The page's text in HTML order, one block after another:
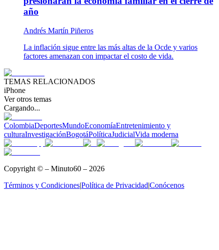
año
Andrés Martín Piñeros
La inflación sigue entre las más altas de la Ocde y varios
factores amenazan con impactar el costo de vida.
TEMAS RELACIONADOS
iPhone
Ver otros temas
Cargando...
ColombiaDeportesMundoEconomíaEntretenimiento y
culturaInvestigaciónBogotáPolíticaJudicialVida moderna
Copyright © – Minuto60 – 2026
Términos y Condiciones|Política de Privacidad|Conócenos